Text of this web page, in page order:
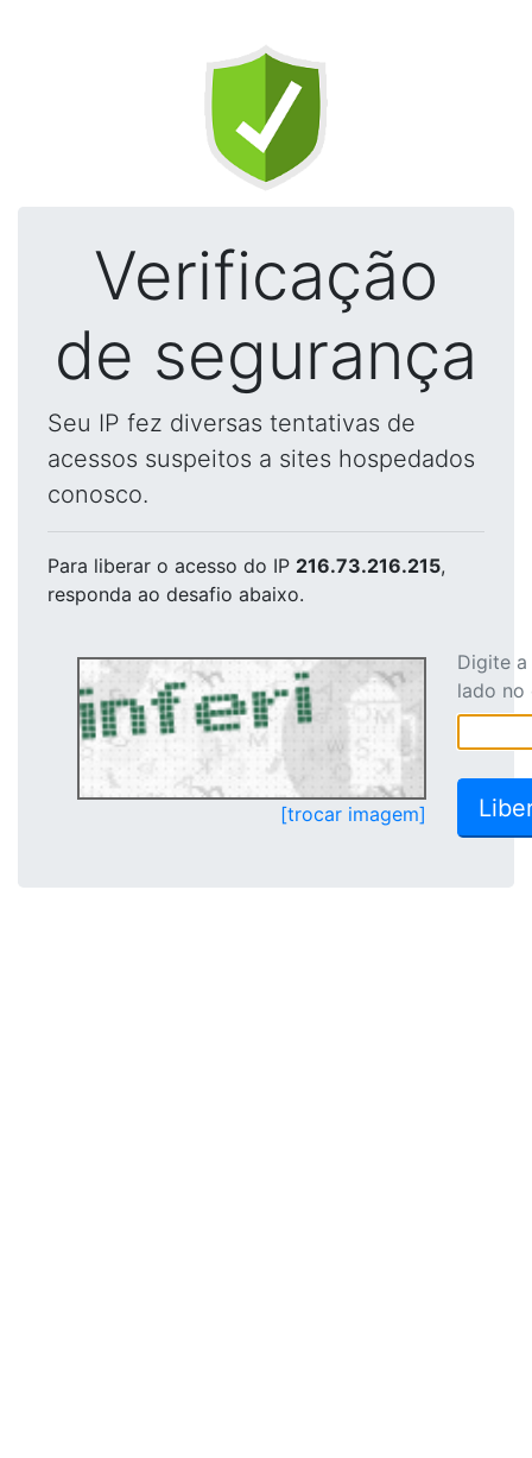
Verificação
de segurança
Seu IP fez diversas tentativas de
acessos suspeitos a sites hospedados
conosco.
Para liberar o acesso do IP 216.73.216.215,
responda ao desafio abaixo.
[trocar imagem]
Digite
lado no